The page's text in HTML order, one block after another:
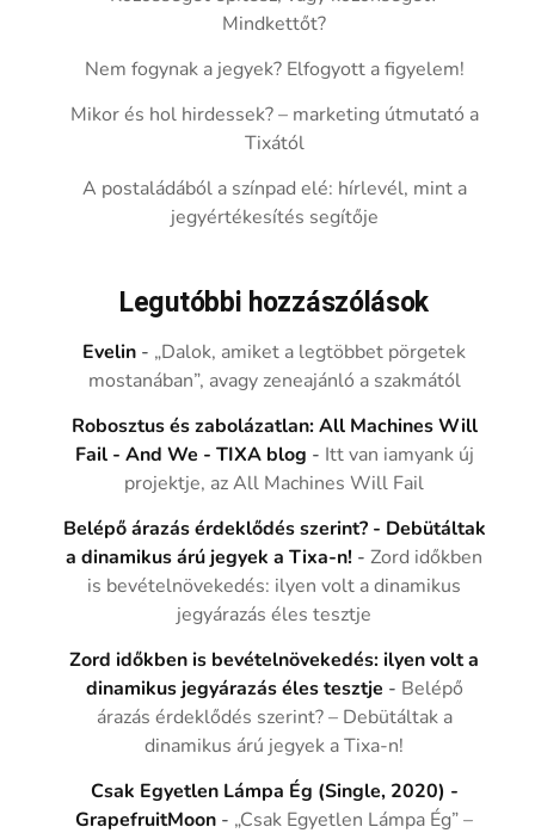
Mindkettőt?
Nem fogynak a jegyek? Elfogyott a figyelem!
Mikor és hol hirdessek? – marketing útmutató a
Tixától
A postaládából a színpad elé: hírlevél, mint a
jegyértékesítés segítője
Legutóbbi hozzászólások
Evelin - „Dalok, amiket a legtöbbet pörgetek
mostanában”, avagy zeneajánló a szakmától
Robosztus és zabolázatlan: All Machines Will
Fail - And We - TIXA blog - Itt van iamyank új
projektje, az All Machines Will Fail
Belépő árazás érdeklődés szerint? - Debütáltak
a dinamikus árú jegyek a Tixa-n! -Zord időkben
is bevételnövekedés: ilyen volt a dinamikus
jegyárazás éles tesztje
Zord időkben is bevételnövekedés: ilyen volt a
dinamikus jegyárazás éles tesztje - Belépő
árazás érdeklődés szerint? – Debütáltak a
dinamikus árú jegyek a Tixa-n!
Csak Egyetlen Lámpa Ég (Single, 2020) -
GrapefruitMoon - „Csak Egyetlen Lámpa Ég” –